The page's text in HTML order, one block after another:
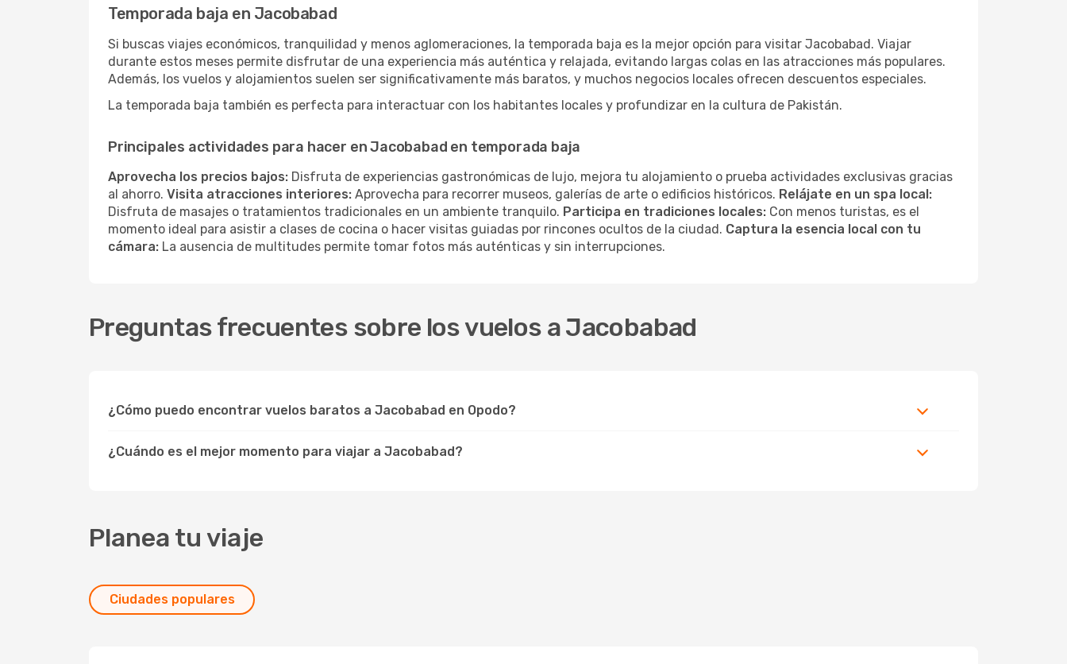
Temporada baja en Jacobabad
Si buscas viajes económicos, tranquilidad y menos aglomeraciones, la temporada baja es la mejor opción para visitar Jacobabad. Viajar
durante estos meses permite disfrutar de una experiencia más auténtica y relajada, evitando largas colas en las atracciones más populares.
Además, los vuelos y alojamientos suelen ser significativamente más baratos, y muchos negocios locales ofrecen descuentos especiales.
La temporada baja también es perfecta para interactuar con los habitantes locales y profundizar en la cultura de Pakistán.
Principales actividades para hacer en Jacobabad en temporada baja
Aprovecha los precios bajos: Disfruta de experiencias gastronómicas de lujo, mejora tu alojamiento o prueba actividades exclusivas gracias
al ahorro. Visita atracciones interiores: Aprovecha para recorrer museos, galerías de arte o edificios históricos. Relájate en un spa local:
Disfruta de masajes o tratamientos tradicionales en un ambiente tranquilo. Participa en tradiciones locales: Con menos turistas, es el
momento ideal para asistir a clases de cocina o hacer visitas guiadas por rincones ocultos de la ciudad. Captura la esencia local con tu
cámara: La ausencia de multitudes permite tomar fotos más auténticas y sin interrupciones.
Preguntas frecuentes sobre los vuelos a Jacobabad
¿Cómo puedo encontrar vuelos baratos a Jacobabad en Opodo?
¿Cuándo es el mejor momento para viajar a Jacobabad?
Planea tu viaje
Ciudades populares